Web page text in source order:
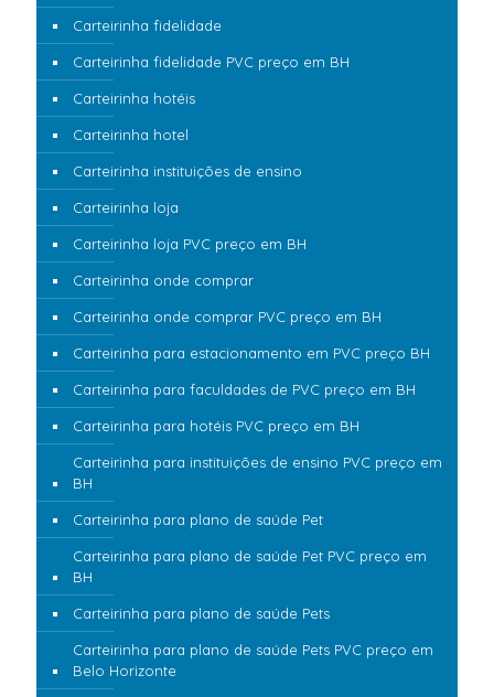
Carteirinha fidelidade
Carteirinha fidelidade PVC preço em BH
Carteirinha hotéis
Carteirinha hotel
Carteirinha instituições de ensino
Carteirinha loja
Carteirinha loja PVC preço em BH
Carteirinha onde comprar
Carteirinha onde comprar PVC preço em BH
Carteirinha para estacionamento em PVC preço BH
Carteirinha para faculdades de PVC preço em BH
Carteirinha para hotéis PVC preço em BH
Carteirinha para instituições de ensino PVC preço em
BH
Carteirinha para plano de saúde Pet
Carteirinha para plano de saúde Pet PVC preço em
BH
Carteirinha para plano de saúde Pets
Carteirinha para plano de saúde Pets PVC preço em
Belo Horizonte